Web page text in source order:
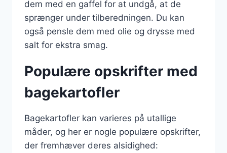
dem med en gaffel for at undgå, at de
sprænger under tilberedningen. Du kan
også pensle dem med olie og drysse med
salt for ekstra smag.
Populære opskrifter med
bagekartofler
Bagekartofler kan varieres på utallige
måder, og her er nogle populære opskrifter,
der fremhæver deres alsidighed: